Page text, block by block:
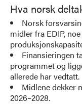
Hva norsk
Norsk
midler fra EDIP,
Finansieringen
programmet og
allerede har vedtatt.
Midlene dekker
2026–2028.